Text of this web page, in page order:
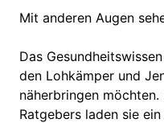
Mit anderen Augen
Das
den Lohkämper und
näherbringen
Ratgebers laden sie